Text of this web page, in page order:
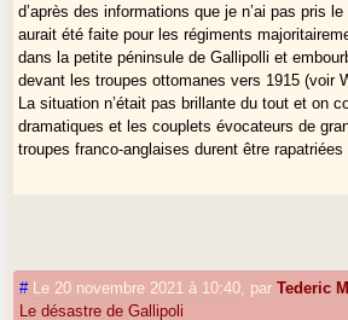
d’après des informations que je n’ai pas pris
aurait été faite pour les régiments
dans la petite péninsule de Gallipolli et
devant les troupes ottomanes vers 1915 (voir
La situation n’était pas brillante du tout et on
dramatiques et les couplets évocateurs de
troupes franco-anglaises durent être
# Le 20 novembre 2021 à 10:40, parTederic
Le désastre de Gallipoli